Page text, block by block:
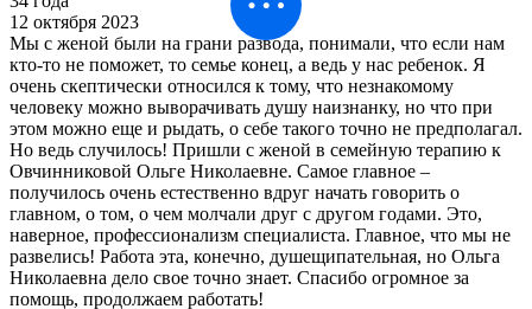
12 октября 2023
Мы с женой были на грани развода, понимали, что если нам
кто-то не поможет, то семье конец, а ведь у нас ребенок. Я
очень скептически относился к тому, что незнакомому
человеку можно выворачивать душу наизнанку, но что при
этом можно еще и рыдать, о себе такого точно не предполагал.
Но ведь случилось! Пришли с женой в семейную терапию к
Овчинниковой Ольге Николаевне. Самое главное –
получилось очень естественно вдруг начать говорить о
главном, о том, о чем молчали друг с другом годами. Это,
наверное, профессионализм специалиста. Главное, что мы не
развелись! Работа эта, конечно, душещипательная, но Ольга
Николаевна дело свое точно знает. Спасибо огромное за
помощь, продолжаем работать!